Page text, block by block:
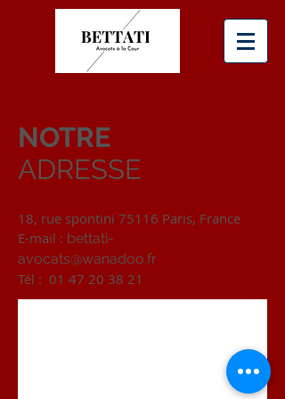
NOTRE
ADRESSE
18, rue spontini 75116 Paris, France
E-mail : bettati-
avocats@wanadoo.fr
Tél : 01 47 20 38 21